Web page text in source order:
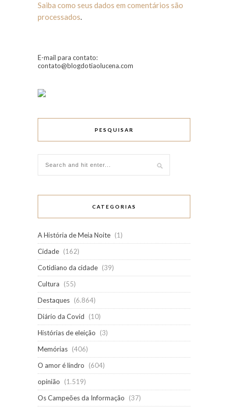
Saiba como seus dados em comentários são
processados.
E-mail para contato:
contato@blogdotiaolucena.com
PESQUISAR
CATEGORIAS
A História de Meia Noite (1)
Cidade (162)
Cotidiano da cidade (39)
Cultura
(55)
Destaques (6.864)
Diário da Covid
(10)
Histórias de eleição
(3)
Memórias (406)
O amor é lindro
(604)
opinião
(1.519)
Os Campeões da Informação
(37)